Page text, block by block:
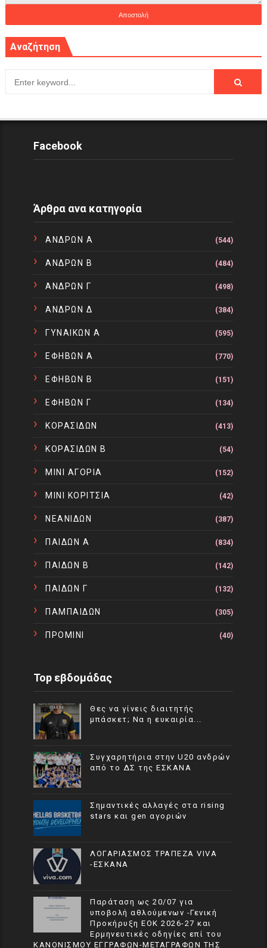
Αναζήτηση
Facebook
Άρθρα ανα κατηγορία
ΑΝΔΡΩΝ Α (544)
ΑΝΔΡΩΝ Β (484)
ΑΝΔΡΩΝ Γ (498)
ΑΝΔΡΩΝ Δ (384)
ΓΥΝΑΙΚΩΝ Α (595)
ΕΦΗΒΩΝ Α (770)
ΕΦΗΒΩΝ Β (151)
ΕΦΗΒΩΝ Γ (134)
ΚΟΡΑΣΙΔΩΝ (413)
ΚΟΡΑΣΙΔΩΝ Β (54)
ΜΙΝΙ ΑΓΟΡΙΑ (152)
ΜΙΝΙ ΚΟΡΙΤΣΙΑ (42)
ΝΕΑΝΙΔΩΝ (387)
ΠΑΙΔΩΝ Α (834)
ΠΑΙΔΩΝ Β (142)
ΠΑΙΔΩΝ Γ (132)
ΠΑΜΠΑΙΔΩΝ (305)
ΠΡΟΜΙΝΙ (40)
Top εβδομάδας
Θες να γίνεις διαιτητής
μπάσκετ; Να η ευκαιρία...
Συγχαρητήρια στην U20 ανδρών
από το ΔΣ της ΕΣΚΑΝΑ
Σημαντικές αλλαγές στα rising
stars και gen αγοριών
ΛΟΓΑΡΙΑΣΜΟΣ ΤΡΑΠΕΖΑ VIVA
-ΕΣΚΑΝΑ
Παράταση ως 20/07 για
υποβολή αθλούμενων -Γενική
Προκήρυξη ΕΟΚ 2026-27 και
Ερμηνευτικές οδηγίες επί του
ΚΑΝΟΝΙΣΜΟΥ ΕΓΓΡΑΦΩΝ-ΜΕΤΑΓΡΑΦΩΝ ΤΗΣ